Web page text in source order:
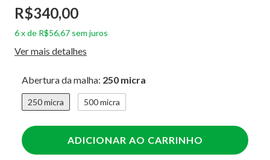
R$340,00
6xde R$56,67 sem juros
Ver mais detalhes
Abertura da malha: 250 micra
250 micra 500 micra